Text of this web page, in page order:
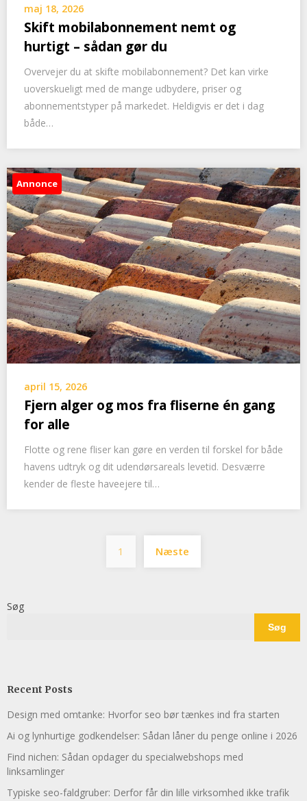
maj 18, 2026
Skift mobilabonnement nemt og
hurtigt – sådan gør du
Overvejer du at skifte mobilabonnement? Det kan virke
uoverskueligt med de mange udbydere, priser og
abonnementstyper på markedet. Heldigvis er det i dag
både…
Annonce
april 15, 2026
Fjern alger og mos fra fliserne én gang
for alle
Flotte og rene fliser kan gøre en verden til forskel for både
havens udtryk og dit udendørsareals levetid. Desværre
kender de fleste haveejere til…
Indlægsinddeling
1 Næste
Søg
Søg
Recent Posts
Design med omtanke: Hvorfor seo bør tænkes ind fra starten
Ai og lynhurtige godkendelser: Sådan låner du penge online i 2026
Find nichen: Sådan opdager du specialwebshops med
linksamlinger
Typiske seo-faldgruber: Derfor får din lille virksomhed ikke trafik